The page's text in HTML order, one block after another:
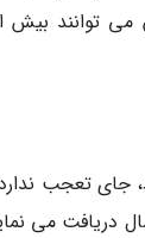
جای تعجب